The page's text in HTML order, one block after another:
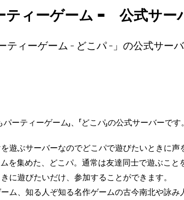
ティーゲーム - 公式サー
ティーゲーム - どこパ -」の公式サ
ーティーゲーム」、「どこパ」の公式サーバ
遊ぶサーバーなのでどこパで遊びたいときに声
を集めた、どこパ。通常は友達同士で遊ぶこ
に遊びたいだけ、参加することができます。
ム、知る人ぞ知る名作ゲームの古今南北や詠